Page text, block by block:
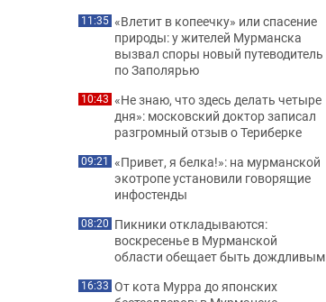
11:35 «Влетит в копеечку» или спасение
природы: у жителей Мурманска
вызвал споры новый путеводитель
по Заполярью
10:43 «Не знаю, что здесь делать четыре
дня»: московский доктор записал
разгромный отзыв о Териберке
09:21 «Привет, я белка!»: на мурманской
экотропе установили говорящие
инфостенды
08:20 Пикники откладываются:
воскресенье в Мурманской
области обещает быть дождливым
16:33 От кота Мурра до японских